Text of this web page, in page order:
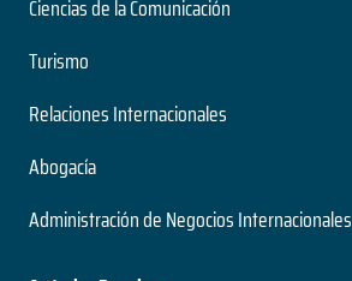
Ciencias de la Comunicación
Turismo
Relaciones Internacionales
Abogacía
Administración de Negocios Internacionales